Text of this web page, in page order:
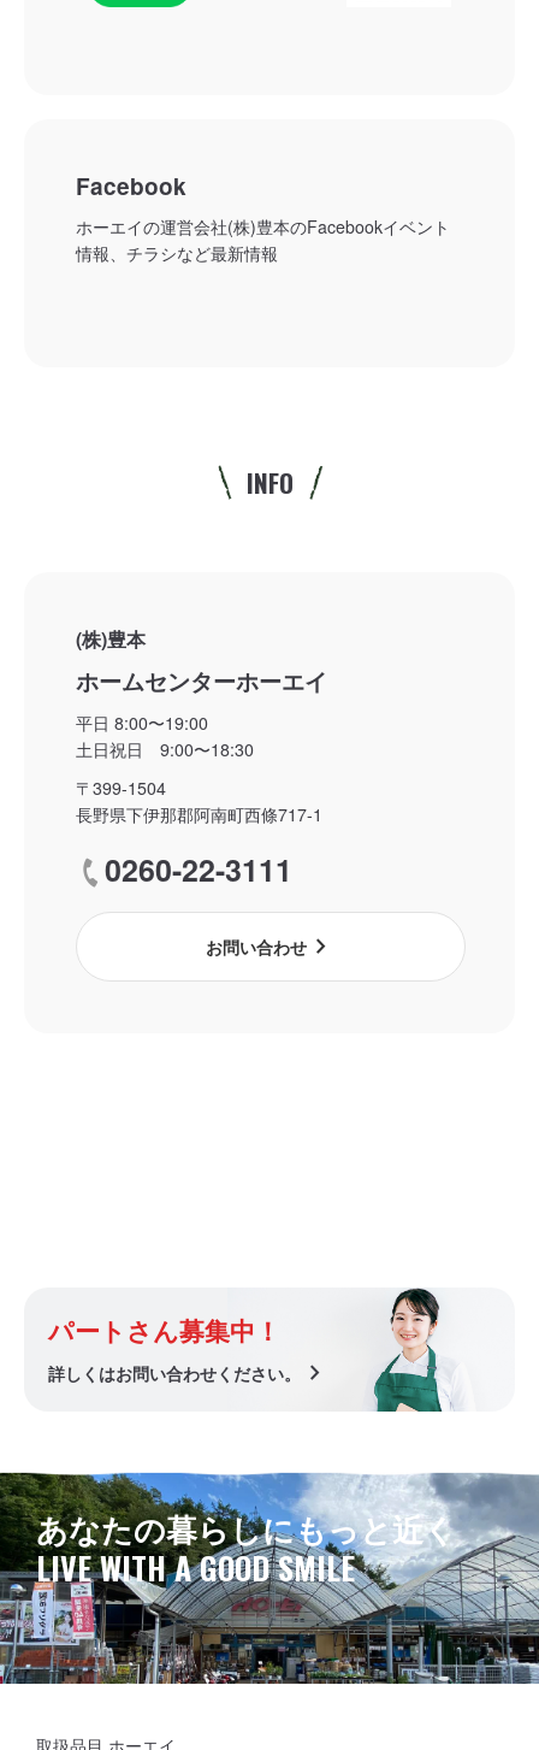
Facebook
ホーエイの運営会社(株)豊本のFacebookイベント
情報、チラシなど最新情報
INFO
(株)豊本
ホームセンターホーエイ
平日 8:00〜19:00
土日祝日 9:00〜18:30
〒399-1504
長野県下伊那郡阿南町西條717-1
call0260-22-3111
お問い合わせchevron_right
パートさん募集中！
詳しくはお問い合わせください。 chevron_right
あなたの暮らしにもっと近く
LIVE WITH A GOOD SMILE
取扱品目 ホーエイ